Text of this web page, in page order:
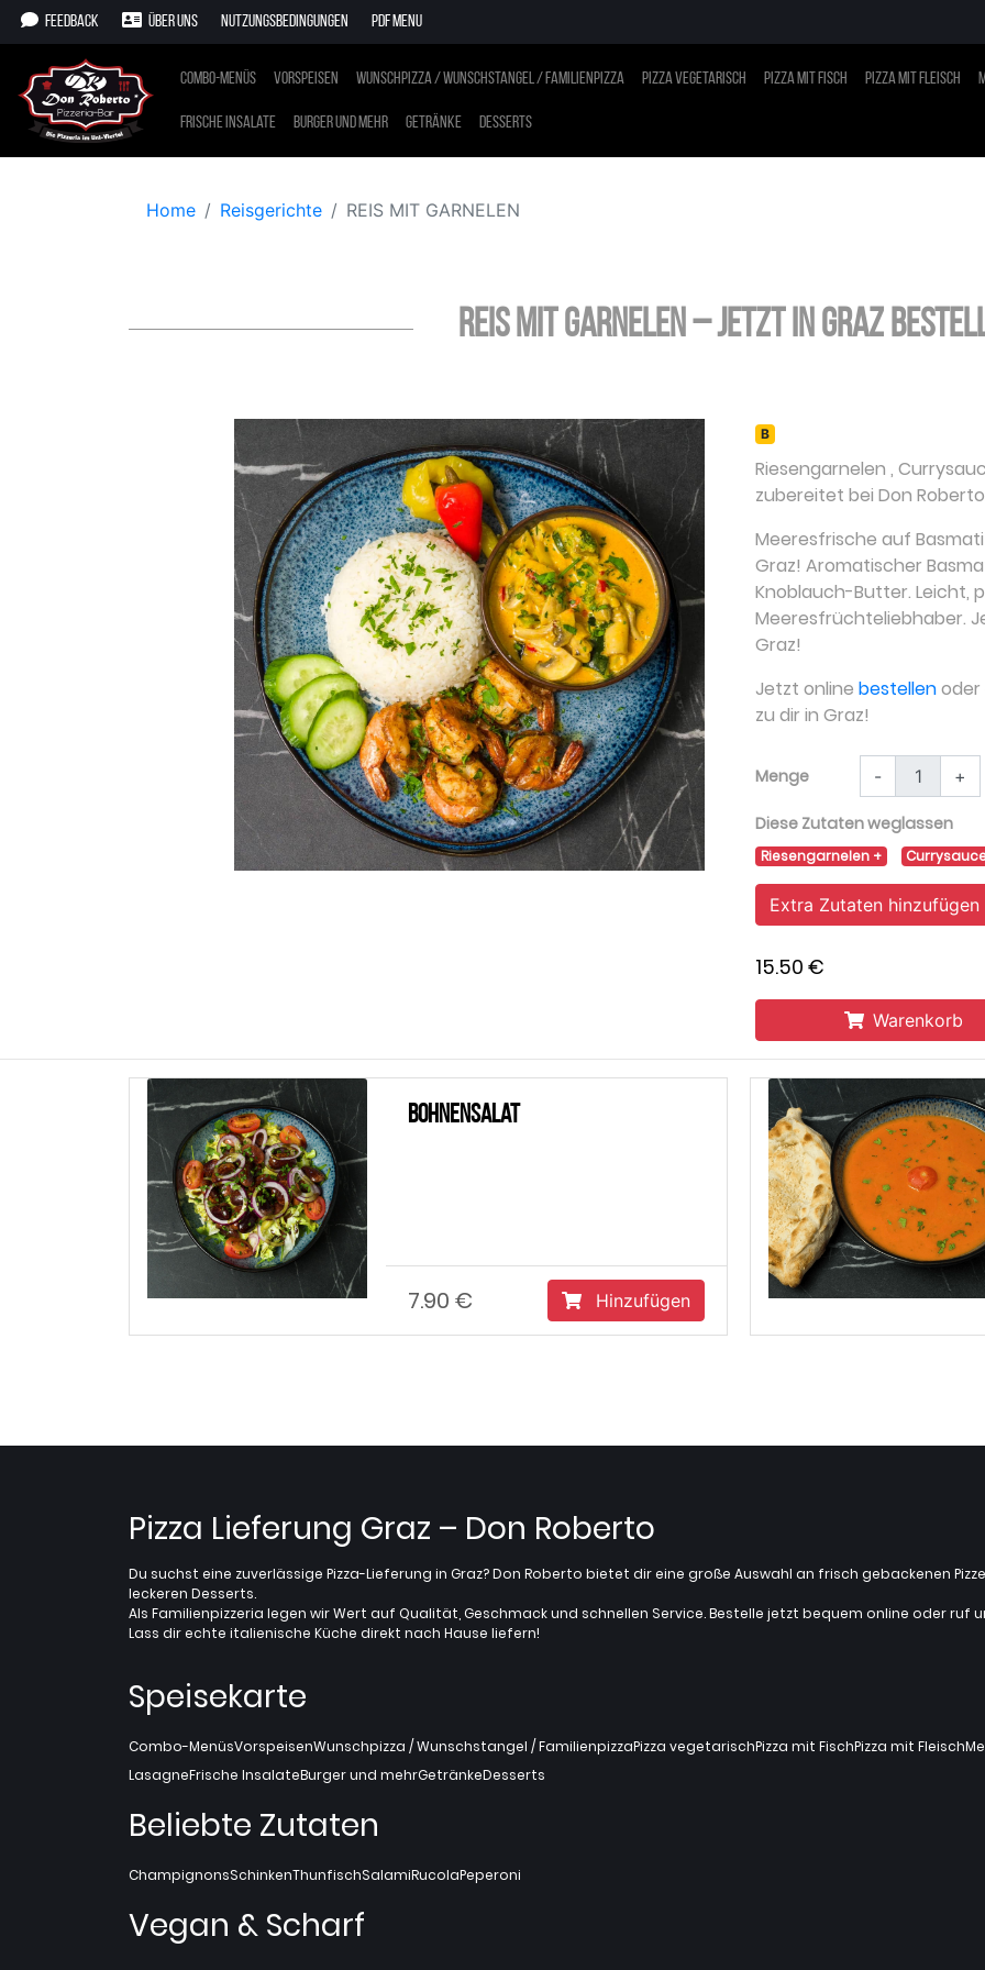
Feedback Über uns Nutzungsbedingungen PDF Menu
Combo-Menüs Vorspeisen Wunschpizza / Wunschstangel / Familienpizza Pizza vegetarisch Pizza mit Fisch Pizza mit Fleisch
Frische Insalate Burger und mehr Getränke Desserts
Home Reisgerichte REIS MIT GARNELEN
REIS MIT GARNELEN – jetzt in Graz
B
Riesengarnelen ,
zubereitet bei Don
Meeresfrische auf
Graz! Aromatischer
Knoblauch-Butter. Leicht,
Meeresfrüchteliebhaber.
Graz!
Jetzt online bestellenoder
zu dir in Graz!
Menge - +
Diese Zutaten weglassen
Riesengarnelen
Extra Zutaten hinzufügen
15.50 €
Warenkorb
Bohnensalat
7.90 € Hinzufügen
Hausgemachten
6.50 €
Pizza Lieferung Graz – Don Roberto
Du suchst eine zuverlässige Pizza-Lieferung in Graz? Don Roberto bietet dir eine große Auswahl an frisch gebackenen
leckeren Desserts.
Als Familienpizzeria legen wir Wert auf Qualität, Geschmack und schnellen Service. Bestelle jetzt bequem online oder ruf
Lass dir echte italienische Küche direkt nach Hause liefern!
Speisekarte
Combo-MenüsVorspeisenWunschpizza / Wunschstangel / FamilienpizzaPizza vegetarischPizza mit FischPizza mit Fleisch
LasagneFrische InsalateBurger und mehrGetränkeDesserts
Beliebte Zutaten
ChampignonsSchinkenThunfischSalamiRucolaPeperoni
Vegan & Scharf